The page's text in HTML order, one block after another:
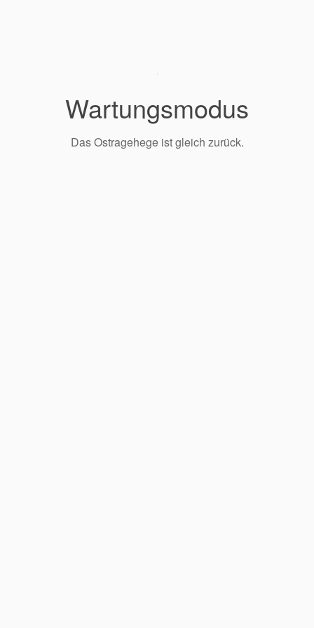
Wartungsmodus
Das Ostragehege ist gleich zurück.